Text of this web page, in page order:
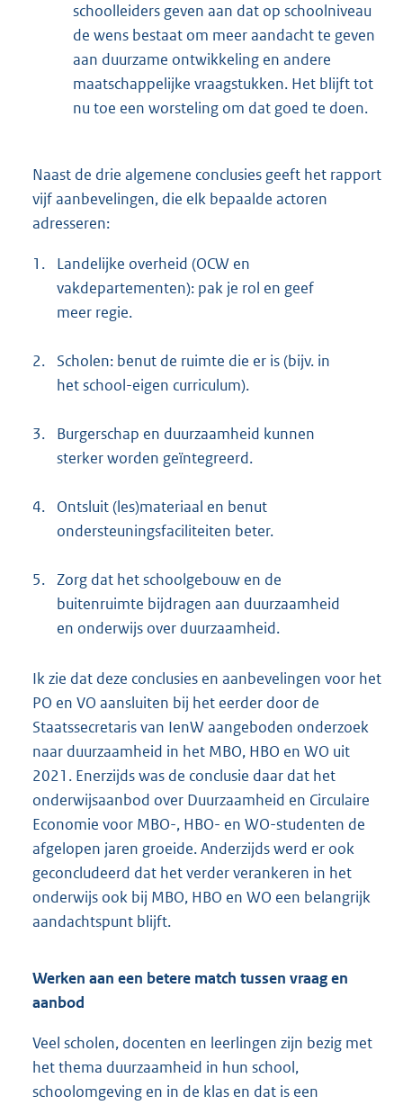
schoolleiders geven aan dat op schoolniveau
de wens bestaat om meer aandacht te geven
aan duurzame ontwikkeling en andere
maatschappelijke vraagstukken. Het blijft tot
nu toe een worsteling om dat goed te doen.
Naast de drie algemene conclusies geeft het rapport
vijf aanbevelingen, die elk bepaalde actoren
adresseren:
1.
Landelijke overheid (OCW en
vakdepartementen): pak je rol en geef
meer regie.
2.
Scholen: benut de ruimte die er is (bijv. in
het school-eigen curriculum).
3.
Burgerschap en duurzaamheid kunnen
sterker worden geïntegreerd.
4.
Ontsluit (les)materiaal en benut
ondersteuningsfaciliteiten beter.
5. Zorg dat het schoolgebouw en de
buitenruimte bijdragen aan duurzaamheid
en onderwijs over duurzaamheid.
Ik zie dat deze conclusies en aanbevelingen voor het
PO en VO aansluiten bij het eerder door de
Staatssecretaris van IenW aangeboden onderzoek
naar duurzaamheid in het MBO, HBO en WO uit
2021. Enerzijds was de conclusie daar dat het
onderwijsaanbod over Duurzaamheid en Circulaire
Economie voor MBO-, HBO- en WO-studenten de
afgelopen jaren groeide. Anderzijds werd er ook
geconcludeerd dat het verder verankeren in het
onderwijs ook bij MBO, HBO en WO een belangrijk
aandachtspunt blijft.
Werken aan een betere match tussen vraag en
aanbod
Veel scholen, docenten en leerlingen zijn bezig met
het thema duurzaamheid in hun school,
schoolomgeving en in de klas en dat is een